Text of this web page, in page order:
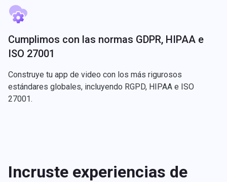
Cumplimos con las normas GDPR, HIPAA e
ISO 27001
Construye tu app de video con los más rigurosos
estándares globales, incluyendo RGPD, HIPAA e ISO
27001.
Incruste experiencias de